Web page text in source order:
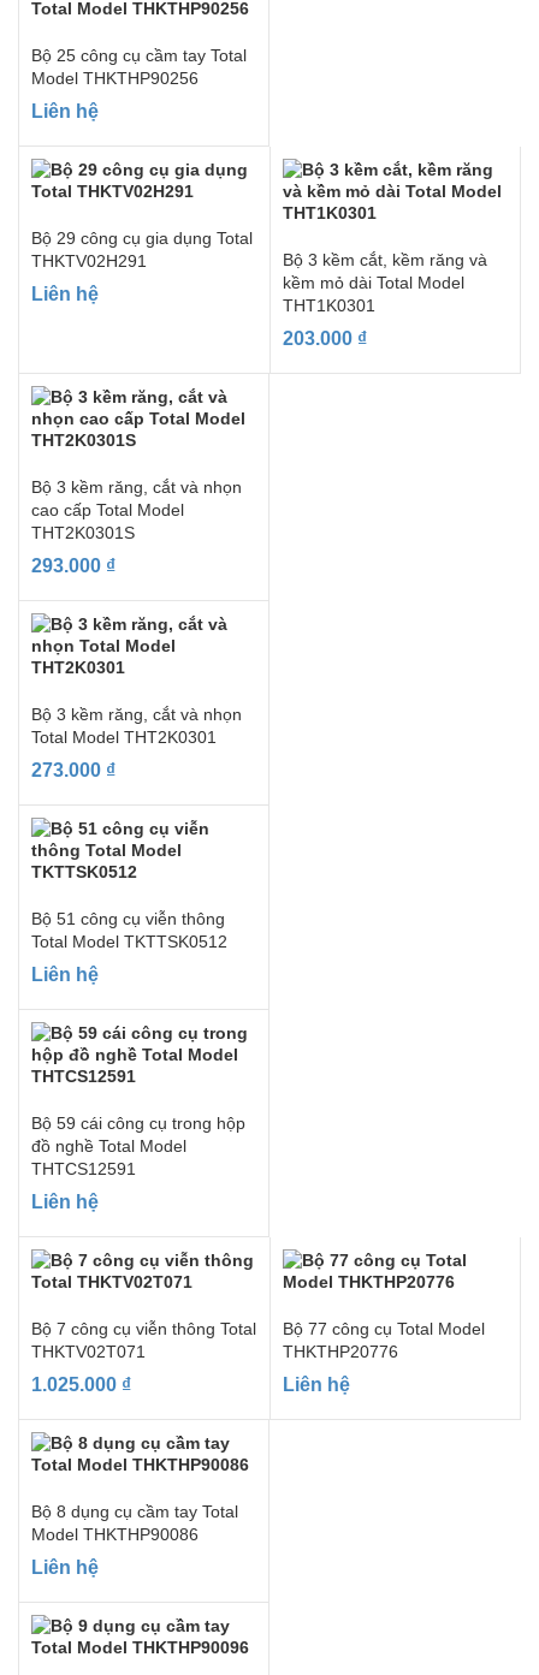
Bộ 25 công cụ cầm tay Total
Model THKTHP90256
Liên hệ
Bộ 29 công cụ gia dụng Total
THKTV02H291
Liên hệ
Bộ 3 kềm cắt, kềm răng và
kềm mỏ dài Total Model
THT1K0301
203.000 ₫
Bộ 3 kềm răng, cắt và nhọn
cao cấp Total Model
THT2K0301S
293.000 ₫
Bộ 3 kềm răng, cắt và nhọn
Total Model THT2K0301
273.000 ₫
Bộ 51 công cụ viễn thông
Total Model TKTTSK0512
Liên hệ
Bộ 59 cái công cụ trong hộp
đồ nghề Total Model
THTCS12591
Liên hệ
Bộ 7 công cụ viễn thông Total
THKTV02T071
1.025.000 ₫
Bộ 77 công cụ Total Model
THKTHP20776
Liên hệ
Bộ 8 dụng cụ cầm tay Total
Model THKTHP90086
Liên hệ